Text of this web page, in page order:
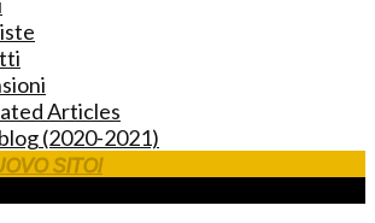
Articles
(2020-2021)
SITO!